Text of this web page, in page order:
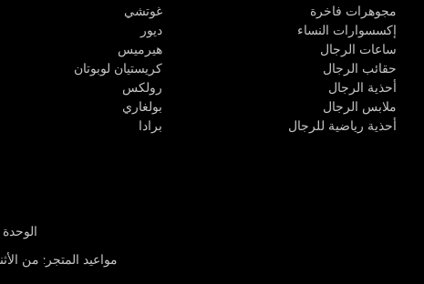
مجوهرات فاخرة
إكسسوارات النساء
ساعات الرجال
حقائب الرجال
أحذية الرجال
ملابس الرجال
أحذية رياضية للرجال
غوتشي
ديور
هيرميس
كريستيان لوبوتان
رولكس
بولغاري
برادا
الوحدة R-10، مركز كيو إيست التجاري، القوز 3 دبي ، الإمارات العربية المتحدة 502626
مواعيد المتجر : من الأثنين